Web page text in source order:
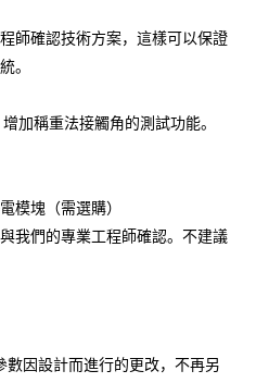
師確認技術方案，這樣可以保證
。
加稱重法接觸角的測試功能。
模塊（需選購）
我們的專業工程師確認。不建議
數因設計而進行的更改，不再另